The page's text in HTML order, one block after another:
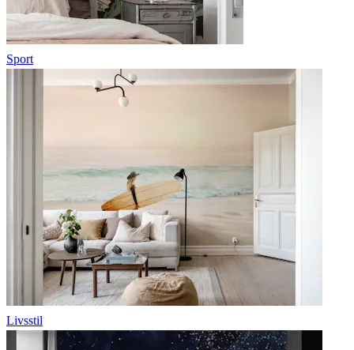
Sport
Livsstil